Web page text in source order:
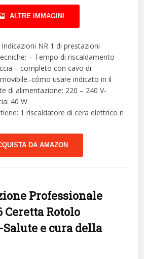
ALTRE IMMAGINI
NR 1 di prestazioni
– Tempo di riscaldamento
– completo con cavo di
cómo usare indicato in il
di alimentazione: 220 – 240 V-
40 W
1 riscaldatore di cera elettrico n
DA AMAZON
Professionale
Ceretta Rotolo
-Salute e cura della